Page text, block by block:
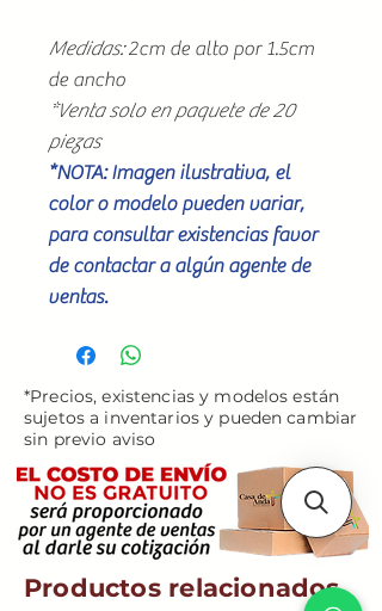
Medidas:2cm de alto por 1.5cm
de ancho
*Venta solo en paquete de 20
piezas
*NOTA: Imagen ilustrativa, el
color o modelo pueden variar,
para consultar existencias favor
de contactar a algún agente de
ventas.
*Precios, existencias y modelos están
sujetos a inventarios y pueden cambiar
sin previo aviso
Productos relacionados